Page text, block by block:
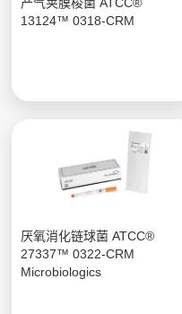
13124™ 0318-CRM
厌氧消化链球菌 ATCC®
27337™ 0322-CRM
Microbiologics